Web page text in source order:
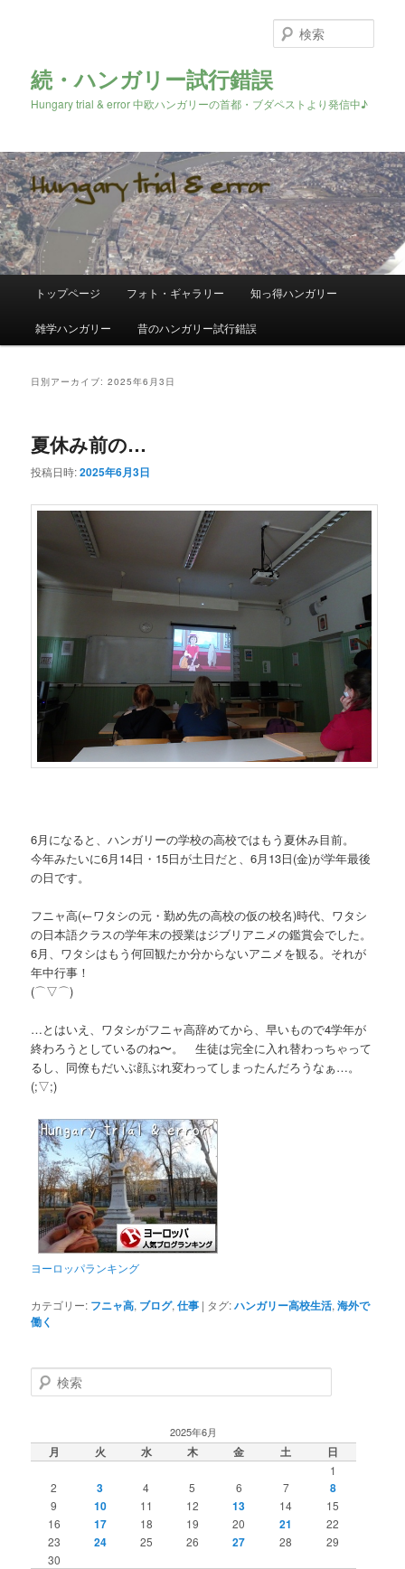
続・ハンガリー試行錯誤
Hungary trial & error 中欧ハンガリーの首都・ブダペストより発信中♪
索
メ
メ
イ
ン
移
動
サ
ブ
テ
動
トップページ フォト・ギャラリー 知っ得ハンガリー
雑学ハンガリー 昔のハンガリー試行錯誤
日別アーカイブ:2025年6月3日
夏休み前の…
投稿日時:2025年6月3日
6月になると、ハンガリーの学校の高校ではもう夏休み目前。
今年みたいに6月14日・15日が土日だと、6月13日(金)が学年最後
の日です。
フニャ高(←ワタシの元・勤め先の高校の仮の校名)時代、ワタシ
の日本語クラスの学年末の授業はジブリアニメの鑑賞会でした。
6月、ワタシはもう何回観たか分からないアニメを観る。それが
年中行事！
(⌒▽⌒)
…とはいえ、ワタシがフニャ高辞めてから、早いもので4学年が
終わろうとしているのね〜。 生徒は完全に入れ替わっちゃって
るし、同僚もだいぶ顔ぶれ変わってしまったんだろうなぁ…。
(;▽;)
ヨーロッパランキング
カテゴリー: フニャ高, ブログ,仕事 | タグ:ハンガリー高校生活,海外で
働く
検
索
2025年6月
月 火 水 木 金 土 日
1
2
3 4 5 6 7 8
9 10 11 12 13 14
15
16
17 18 19 20 21
22
23
24 25 26 27 28
29
30